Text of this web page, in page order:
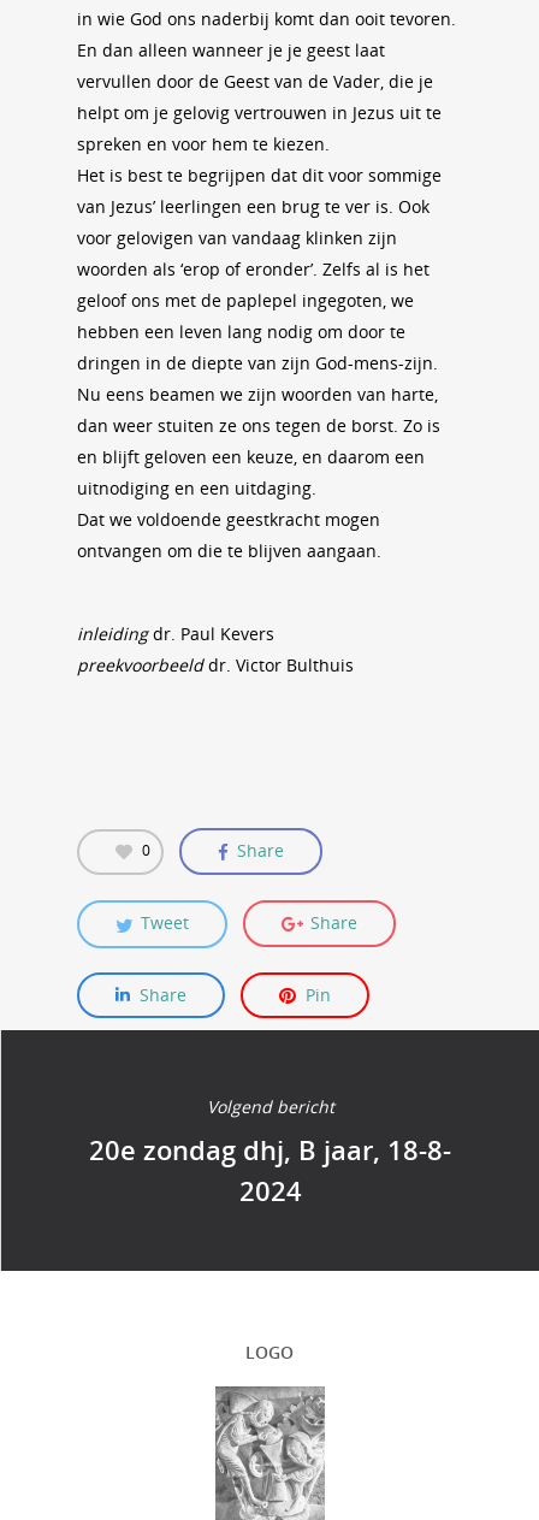
in wie God ons naderbij komt dan ooit tevoren.
En dan alleen wanneer je je geest laat
vervullen door de Geest van de Vader, die je
helpt om je gelovig vertrouwen in Jezus uit te
spreken en voor hem te kiezen.
Het is best te begrijpen dat dit voor sommige
van Jezus’ leerlingen een brug te ver is. Ook
voor gelovigen van vandaag klinken zijn
woorden als ‘erop of eronder’. Zelfs al is het
geloof ons met de paplepel ingegoten, we
hebben een leven lang nodig om door te
dringen in de diepte van zijn God-mens-zijn.
Nu eens beamen we zijn woorden van harte,
dan weer stuiten ze ons tegen de borst. Zo is
en blijft geloven een keuze, en daarom een
uitnodiging en een uitdaging.
Dat we voldoende geestkracht mogen
ontvangen om die te blijven aangaan.
inleidingdr. Paul Kevers
preekvoorbeelddr. Victor Bulthuis
0 Share
Tweet Share
Share Pin
Volgend bericht
20e zondag dhj, B jaar, 18-8-
2024
LOGO